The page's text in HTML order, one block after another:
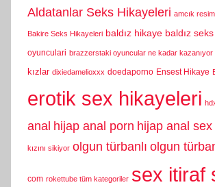
Aldatanlar Seks Hikayeleri amcık
Bakire Seks Hikayeleri baldız hikaye baldız seks
oyunculari brazzerstaki oyuncular ne kadar kazanıyor
kızlar dixiedamelioxxx doedaporno Ensest Hikaye
erotik sex hikayeleri
anal hijap anal porn hijap anal sex
kızını sikiyor olgun türbanlı olgun
com rokettube tüm kategoriler sex itiraf